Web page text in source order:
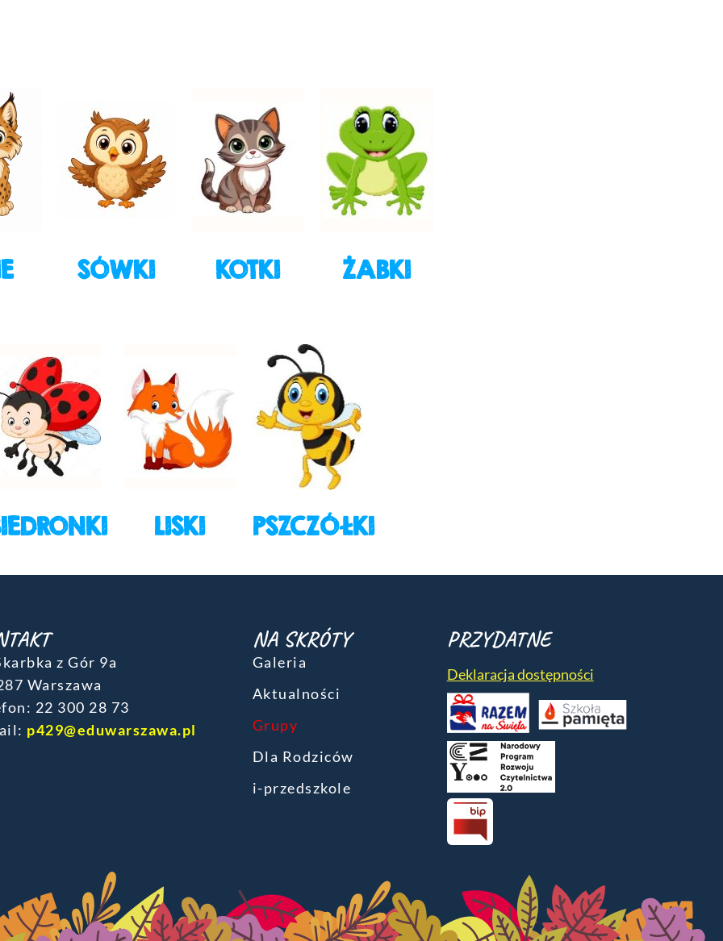
SÓWKI KOTKI ŻABKI
LISKI PSZCZÓŁKI
z Gór 9a
Warszawa
‎22 300 28 73
p429@eduwarszawa.pl
NA SKRÓTY
Galeria
Aktualności
Grupy
Dla Rodziców
i-przedszkole
PRZYDATNE
Deklaracja dostępności